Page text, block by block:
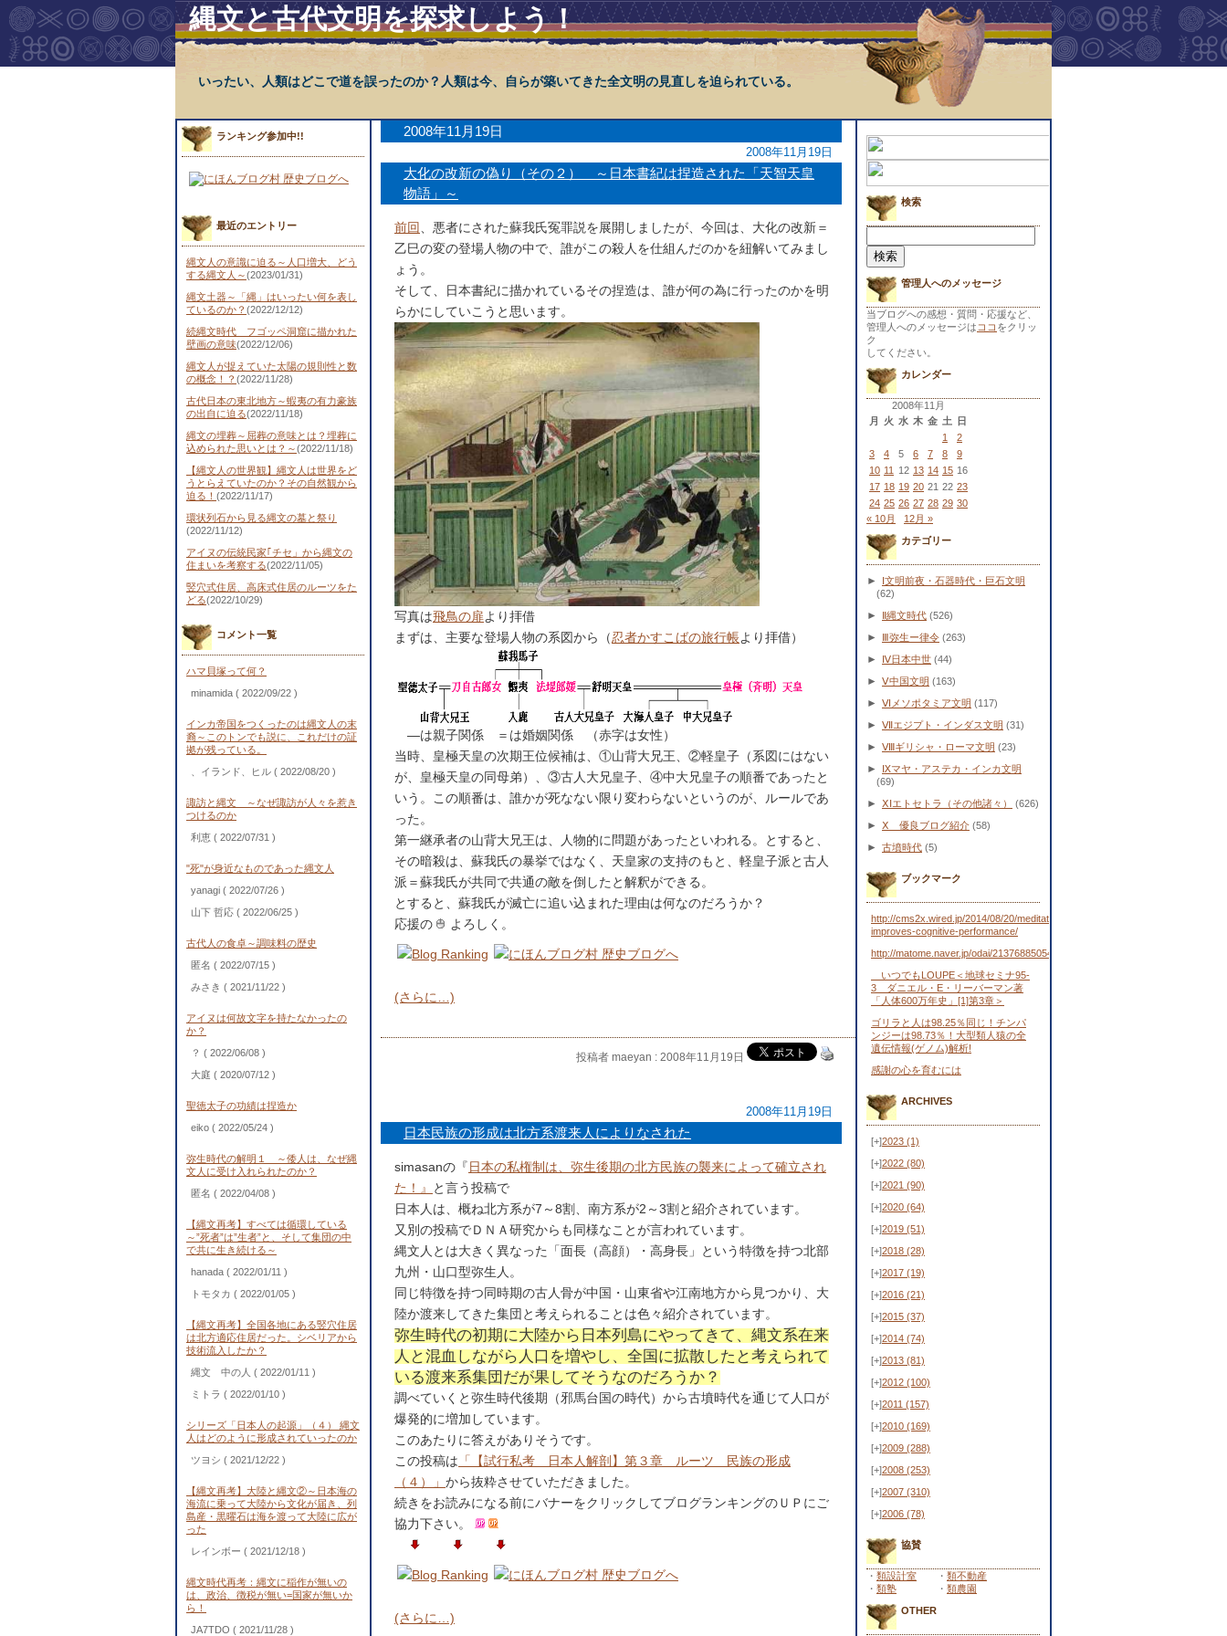
縄文と古代文明を探求しよう！
いったい、人類はどこで道を誤ったのか？人類は今、自らが築いてきた全文明の見直しを迫られている。
ランキング参加中!!
最近のエントリー
縄文人の意識に迫る～人口増大、どう
する縄文人～(2023/01/31)
縄文土器～「縄」はいったい何を表し
ているのか？ (2022/12/12)
続縄文時代 フゴッペ洞窟に描かれた
壁画の意味(2022/12/06)
縄文人が捉えていた太陽の規則性と数
の概念！？ (2022/11/28)
古代日本の東北地方～蝦夷の有力豪族
の出自に迫る(2022/11/18)
縄文の埋葬～屈葬の意味とは？埋葬に
込められた思いとは？～(2022/11/18)
【縄文人の世界観】縄文人は世界をど
うとらえていたのか？その自然観から
迫る！ (2022/11/17)
環状列石から見る縄文の墓と祭り
(2022/11/12)
アイヌの伝統民家｢チセ」から縄文の
住まいを考察する(2022/11/05)
竪穴式住居、高床式住居のルーツをた
どる(2022/10/29)
コメント一覧
ハマ貝塚って何？
minamida ( 2022/09/22 )
インカ帝国をつくったのは縄文人の末
裔～このトンでも説に、これだけの証
拠が残っている。
、イランド、ヒル ( 2022/08/20 )
諏訪と縄文 ～なぜ諏訪が人々を惹き
つけるのか
利恵 ( 2022/07/31 )
"死"が身近なものであった縄文人
yanagi ( 2022/07/26 )
山下 哲応 ( 2022/06/25 )
古代人の食卓～調味料の歴史
匿名 ( 2022/07/15 )
みさき ( 2021/11/22 )
アイヌは何故文字を持たなかったの
か？
？ ( 2022/06/08 )
大庭 ( 2020/07/12 )
聖徳太子の功績は捏造か
eiko ( 2022/05/24 )
弥生時代の解明１ ～倭人は、なぜ縄
文人に受け入れられたのか？
匿名 ( 2022/04/08 )
【縄文再考】すべては循環している
～”死者”は”生者”と、そして集団の中
で共に生き続ける～
hanada ( 2022/01/11 )
トモタカ ( 2022/01/05 )
【縄文再考】全国各地にある竪穴住居
は北方適応住居だった。シベリアから
技術流入したか？
縄文 中の人 ( 2022/01/11 )
ミトラ ( 2022/01/10 )
シリーズ「日本人の起源」（４） 縄文
人はどのように形成されていったのか
ツヨシ ( 2021/12/22 )
【縄文再考】大陸と縄文②～日本海の
海流に乗って大陸から文化が届き、列
島産・黒曜石は海を渡って大陸に広が
った
レインボー ( 2021/12/18 )
縄文時代再考：縄文に稲作が無いの
は、政治、徴税が無い=国家が無いか
ら！
JA7TDO ( 2021/11/28 )
2008年11月19日
2008年11月19日
大化の改新の偽り（その２） ～日本書紀は捏造された「天智天皇
物語」～
前回
、悪者にされた蘇我氏冤罪説を展開しましたが、今回は、大化の改新＝
乙巳の変の登場人物の中で、誰がこの殺人を仕組んだのかを紐解いてみまし
ょう。
そして、日本書紀に描かれているその捏造は、誰が何の為に行ったのかを明
らかにしていこうと思います。
写真は飛鳥の扉より拝借
まずは、主要な登場人物の系図から（忍者かすこばの旅行帳より拝借）
―は親子関係 ＝は婚姻関係 （赤字は女性）
当時、皇極天皇の次期王位候補は、①山背大兄王、②軽皇子（系図にはない
が、皇極天皇の同母弟）、③古人大兄皇子、④中大兄皇子の順番であったと
いう。この順番は、誰かが死なない限り変わらないというのが、ルールであ
った。
第一継承者の山背大兄王は、人物的に問題があったといわれる。とすると、
その暗殺は、蘇我氏の暴挙ではなく、天皇家の支持のもと、軽皇子派と古人
派＝蘇我氏が共同で共通の敵を倒したと解釈ができる。
とすると、蘇我氏が滅亡に追い込まれた理由は何なのだろうか？
応援の
よろしく。
(さらに…)
投稿者 maeyan : 2008年11月19日
2008年11月19日
日本民族の形成は北方系渡来人によりなされた
simasanの『日本の私権制は、弥生後期の北方民族の襲来によって確立され
た！』
と言う投稿で
日本人は、概ね北方系が7～8割、南方系が2～3割と紹介されています。
又別の投稿でＤＮＡ研究からも同様なことが言われています。
縄文人とは大きく異なった「面長（高顔）・高身長」という特徴を持つ北部
九州・山口型弥生人。
同じ特徴を持つ同時期の古人骨が中国・山東省や江南地方から見つかり、大
陸か渡来してきた集団と考えられることは色々紹介されています。
弥生時代の初期に大陸から日本列島にやってきて、縄文系在来
人と混血しながら人口を増やし、全国に拡散したと考えられて
いる渡来系集団だが果してそうなのだろうか？
調べていくと弥生時代後期（邪馬台国の時代）から古墳時代を通じて人口が
爆発的に増加しています。
このあたりに答えがありそうです。
この投稿は 「【試行私考 日本人解剖】第３章 ルーツ 民族の形成
（４）」 から抜粋させていただきました。
続きをお読みになる前にバナーをクリックしてブログランキングのＵＰにご
協力下さい。
(さらに…)
検索
索:
管理人へのメッセージ
当ブログへの感想・質問・応援など、
管理人へのメッセージは ココ をクリッ
ク
してください。
カレンダー
2008年11月
月
火 水 木 金 土
日
1
2
3
4 5 6 7 8
9
10 11 12 13 14 15 16
17 18 19 20 21 22 23
24 25 26 27 28 29 30
« 10月
12月 »
カテゴリー
►
Ⅰ文明前夜・石器時代・巨石文明
(62)
► Ⅱ縄文時代 (526)
► Ⅲ弥生ー律令 (263)
► Ⅳ日本中世 (44)
► Ⅴ中国文明 (163)
► Ⅵメソポタミア文明 (117)
► Ⅶエジプト・インダス文明 (31)
► Ⅷギリシャ・ローマ文明 (23)
►
Ⅸマヤ・アステカ・インカ文明
(69)
► ⅩⅠエトセトラ（その他諸々） (626)
► Ⅹ 優良ブログ紹介 (58)
► 古墳時代 (5)
ブックマーク
http://cms2x.wired.jp/2014/08/20/meditation-
improves-cognitive-performance/
http://matome.naver.jp/odai/2137688505443481701
いつでもLOUPE＜地球セミナ95-
3 ダニエル・E・リーバーマン著
「人体600万年史」[1]第3章＞
ゴリラと人は98.25％同じ！チンパ
ンジーは98.73％！大型類人猿の全
遺伝情報(ゲノム)解析!
感謝の心を育むには
ARCHIVES
[+]2023 (1)
[+]2022 (80)
[+]2021 (90)
[+]2020 (64)
[+]2019 (51)
[+]2018 (28)
[+]2017 (19)
[+]2016 (21)
[+]2015 (37)
[+]2014 (74)
[+]2013 (81)
[+]2012 (100)
[+]2011 (157)
[+]2010 (169)
[+]2009 (288)
[+]2008 (253)
[+]2007 (310)
[+]2006 (78)
協賛
・ 類設計室 ・ 類不動産
・ 類塾 ・ 類農園
OTHER